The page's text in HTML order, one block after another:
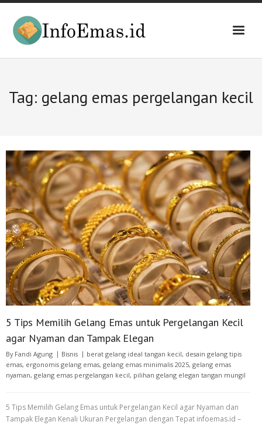
Skip
content
Tag: gelang emas pergelangan kecil
5 Tips Memilih Gelang Emas untuk Pergelangan Kecil
agar Nyaman dan Tampak Elegan
By Fandi Agung Bisnis berat gelang ideal tangan kecil, desain gelang tipis
emas, ergonomis gelang emas, gelang emas minimalis 2025, gelang emas
nyaman, gelang emas pergelangan kecil, pilihan gelang elegan tangan mungil
5 Tips Memilih Gelang Emas untuk Pergelangan Kecil agar Nyaman dan
Tampak Elegan Kenali Ukuran Pergelangan dengan Tepat infoemas.id –